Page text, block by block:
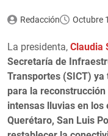
Redacción Octubre
La presidenta, Claudia
Secretaría de
Transportes (SICT)
para la
intensas lluvias en los
Querétaro, San Luis